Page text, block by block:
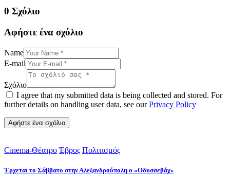
0 Σχόλιο
Αφήστε ένα σχόλιο
Name
E-mail
Σχόλιο
I agree that my submitted data is being collected and stored. For
further details on handling user data, see ourPrivacy Policy
Cinema-Θέατρο Έβρος Πολιτισμός
Έρχεται το Σάββατο στην Αλεξανδρούπολη ο «Οδυσσεβάχ»